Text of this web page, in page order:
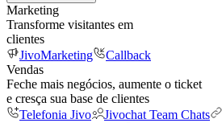
Marketing
Transforme visitantes em
clientes
JivoMarketing
Callback
Vendas
Feche mais negócios, aumente o ticket
e cresça sua base de clientes
Telefonia Jivo
Jivochat Team Chats